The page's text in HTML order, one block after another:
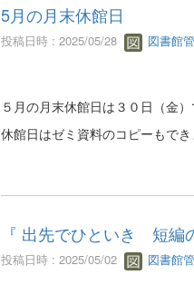
5月の月末休館日
投稿日時 : 2025/05/28 図書館
５月の月末休館日は３０日（金）
休館日はゼミ資料のコピーもで
『 出先でひといき 短
投稿日時 : 2025/05/02 図書館